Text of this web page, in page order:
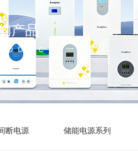
产品
断电源 储能电源系列